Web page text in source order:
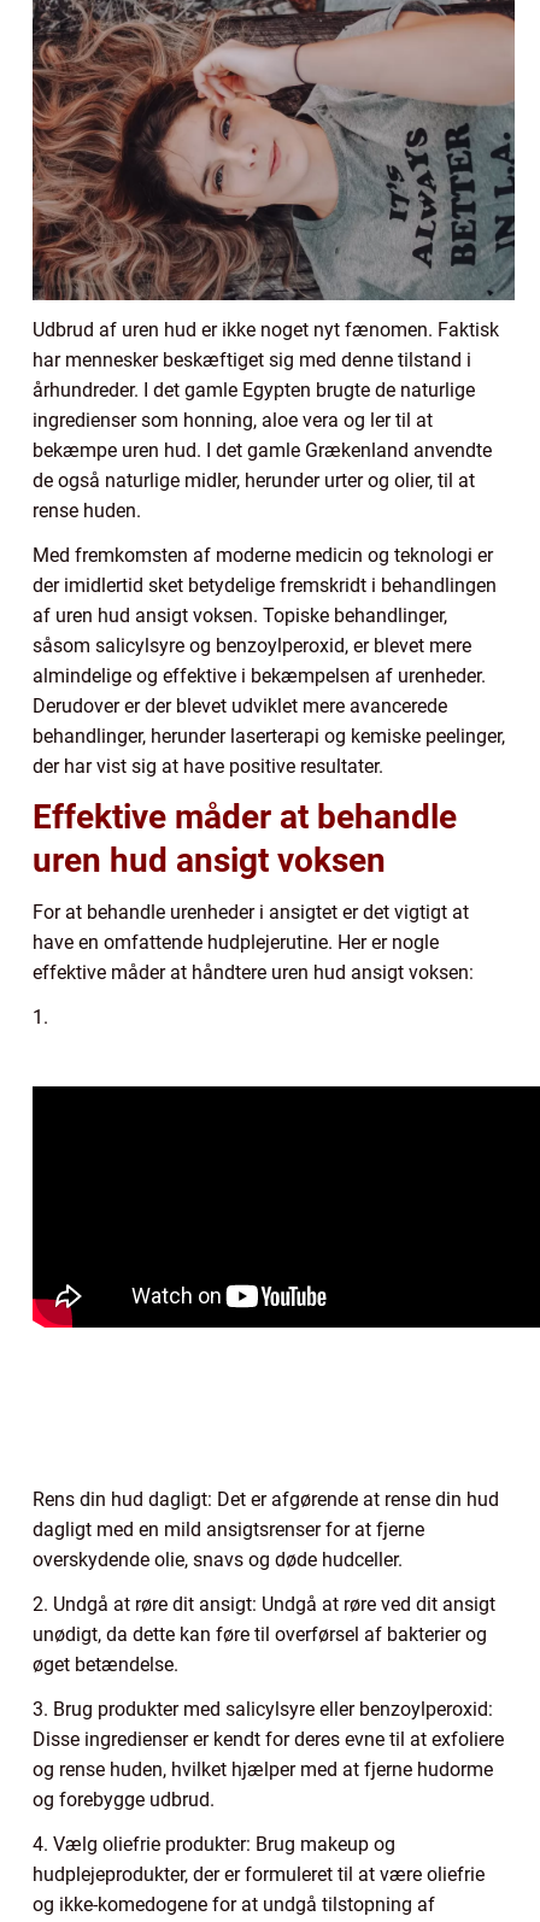
Udbrud af uren hud er ikke noget nyt fænomen. Faktisk
har mennesker beskæftiget sig med denne tilstand i
århundreder. I det gamle Egypten brugte de naturlige
ingredienser som honning, aloe vera og ler til at
bekæmpe uren hud. I det gamle Grækenland anvendte
de også naturlige midler, herunder urter og olier, til at
rense huden.
Med fremkomsten af moderne medicin og teknologi er
der imidlertid sket betydelige fremskridt i behandlingen
af uren hud ansigt voksen. Topiske behandlinger,
såsom salicylsyre og benzoylperoxid, er blevet mere
almindelige og effektive i bekæmpelsen af urenheder.
Derudover er der blevet udviklet mere avancerede
behandlinger, herunder laserterapi og kemiske peelinger,
der har vist sig at have positive resultater.
Effektive måder at behandle
uren hud ansigt voksen
For at behandle urenheder i ansigtet er det vigtigt at
have en omfattende hudplejerutine. Her er nogle
effektive måder at håndtere uren hud ansigt voksen:
1.
Rens din hud dagligt: Det er afgørende at rense din hud
dagligt med en mild ansigtsrenser for at fjerne
overskydende olie, snavs og døde hudceller.
2. Undgå at røre dit ansigt: Undgå at røre ved dit ansigt
unødigt, da dette kan føre til overførsel af bakterier og
øget betændelse.
3. Brug produkter med salicylsyre eller benzoylperoxid:
Disse ingredienser er kendt for deres evne til at exfoliere
og rense huden, hvilket hjælper med at fjerne hudorme
og forebygge udbrud.
4. Vælg oliefrie produkter: Brug makeup og
hudplejeprodukter, der er formuleret til at være oliefrie
og ikke-komedogene for at undgå tilstopning af